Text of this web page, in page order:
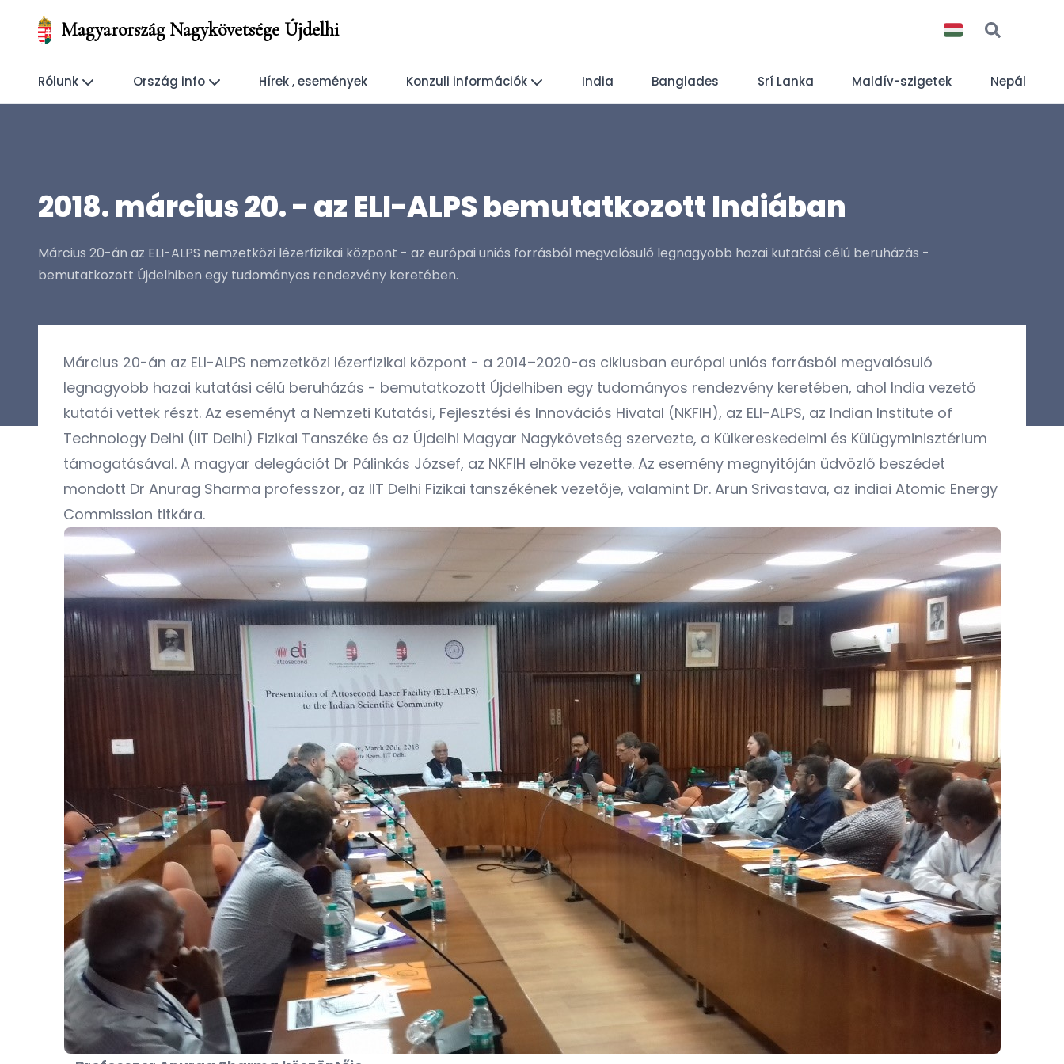
Magyarország Nagykövetsége Újdelhi
Rólunk Ország info Hírek , események Konzuli információk India Banglades Srí Lanka Maldív-szigetek Nepál
2018. március 20. - az ELI-ALPS bemutatkozott Indiában
Március 20-án az ELI-ALPS nemzetközi lézerfizikai központ - az európai uniós forrásból megvalósuló legnagyobb hazai kutatási célú beruházás -
bemutatkozott Újdelhiben egy tudományos rendezvény keretében.
Március 20-án az ELI-ALPS nemzetközi lézerfizikai központ - a 2014–2020-as ciklusban európai uniós forrásból megvalósuló
legnagyobb hazai kutatási célú beruházás - bemutatkozott Újdelhiben egy tudományos rendezvény keretében, ahol India vezető
kutatói vettek részt. Az eseményt a Nemzeti Kutatási, Fejlesztési és Innovációs Hivatal (NKFIH), az ELI-ALPS, az Indian Institute of
Technology Delhi (IIT Delhi) Fizikai Tanszéke és az Újdelhi Magyar Nagykövetség szervezte, a Külkereskedelmi és Külügyminisztérium
támogatásával. A magyar delegációt Dr Pálinkás József, az NKFIH elnöke vezette. Az esemény megnyitóján üdvözlő beszédet
mondott Dr Anurag Sharma professzor, az IIT Delhi Fizikai tanszékének vezetője, valamint Dr. Arun Srivastava, az indiai Atomic Energy
Commission titkára.